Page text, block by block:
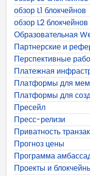
обзор L1 блокчейнов
обзор L2 блокчейнов
Образовательная
Партнерские и
Перспективные
Платежная
Платформы для
Платформы для
Пресейл
Пресс-релизи
Приватность
Прогноз цены
Программа
Проекты и